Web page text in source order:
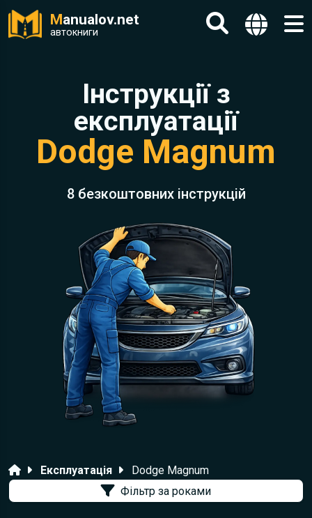
Manualov.net
автокниги
Інструкції з
експлуатації
Dodge Magnum
8 безкоштовних інструкцій
ГоловнаЕксплуатація
Dodge Magnum
Фільтр за роками